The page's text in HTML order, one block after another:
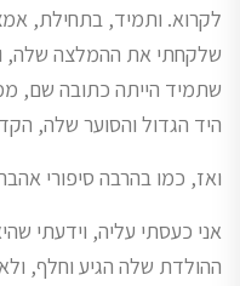
לקרוא. ותמיד, בתחילת,
שלקחתי את ההמלצה שלה,
שתמיד הייתה כתובה שם,
היד הגדול והסוער שלה,
ואז, כמו בהרבה סיפורי
אני כעסתי עליה, וידעתי
ההולדת שלה הגיע וחלף,